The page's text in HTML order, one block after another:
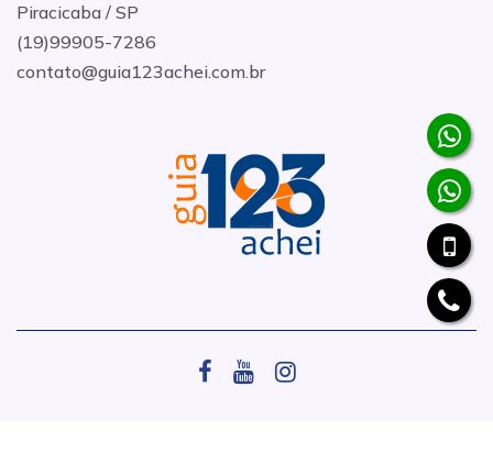
Piracicaba / SP
(19)99905-7286
contato@guia123achei.com.br